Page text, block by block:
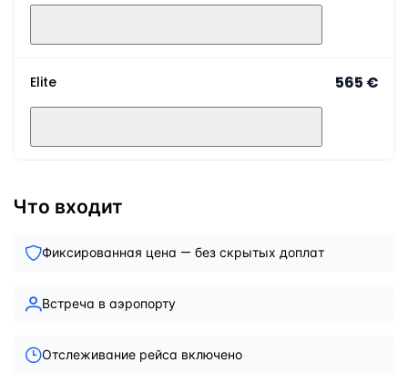
Elite 565 €
Что входит
Фиксированная цена — без скрытых доплат
Встреча в аэропорту
Отслеживание рейса включено